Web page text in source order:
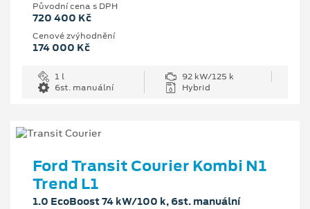
Původní cena s DPH
720 400 Kč
Cenové zvýhodnění
174 000 Kč
1 l
92 kW/125 k
6st. manuální
Hybrid
Ford Transit Courier Kombi N1
Trend L1
1.0 EcoBoost 74 kW/100 k, 6st. manuální